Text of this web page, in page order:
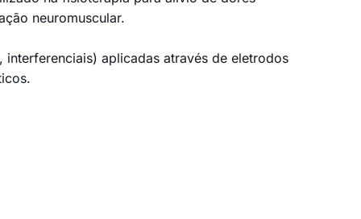
neuromuscular.
interferenciais) aplicadas através de eletrodos